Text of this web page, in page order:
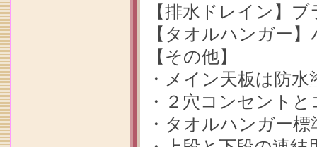
【排水ドレイン】
【タオルハンガー
【その他】
・メイン天板は防
・２穴コンセント
・タオルハンガー標